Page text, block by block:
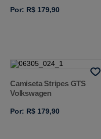
Por: R$ 179,90
Camiseta Stripes GTS
Volkswagen
Por: R$ 179,90